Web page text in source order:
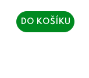
DO KOŠÍKU